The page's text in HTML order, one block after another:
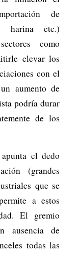
de
harina etc.)
como
elevar los
con el
aumento de
podría durar
de los
el dedo
(grandes
que se
a estos
El gremio
ausencia de
todas las